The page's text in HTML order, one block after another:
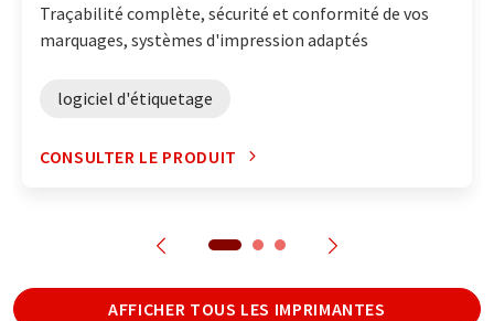
Traçabilité complète, sécurité et conformité de vos
marquages, systèmes d'impression adaptés
logiciel d'étiquetage
CONSULTER LE PRODUIT
AFFICHER TOUS LES IMPRIMANTES